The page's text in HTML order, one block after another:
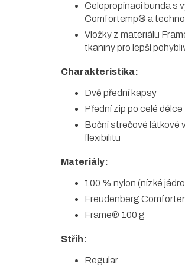
Celopropínací bunda s
Comfortemp® a
Vložky z materiálu
tkaniny pro lepší
Charakteristika:
Dvě přední kapsy
Přední zip po celé délce
Boční strečové látkové
flexibilitu
Materiály:
100 % nylon (nízké
Freudenberg
Frame® 100 g
Střih:
Regular